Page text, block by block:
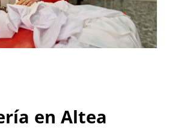
en Altea